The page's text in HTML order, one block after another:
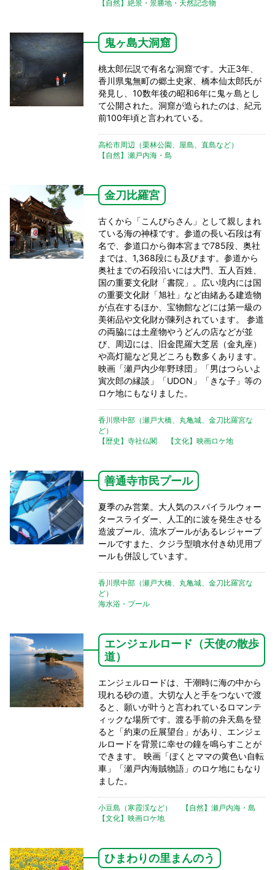
【自然】絶景・景勝地・天然記念物
鬼ヶ島大洞窟
桃太郎伝説で有名な洞窟です。大正3年、
香川県鬼無町の郷土史家、橋本仙太郎氏が
発見し、10数年後の昭和6年に鬼ヶ島とし
て公開された。洞窟が造られたのは、紀元
前100年頃と言われている。
高松市周辺（栗林公園、屋島、直島など）
【自然】瀬戸内海・島
金刀比羅宮
古くから「こんぴらさん」として親しまれ
ている海の神様です。参道の長い石段は有
名で、参道口から御本宮まで785段、奥社
までは、1,368段にも及びます。参道から
奥社までの石段沿いには大門、五人百姓、
国の重要文化財「書院」。広い境内には国
の重要文化財「旭社」など由緒ある建造物
が点在するほか、宝物館などには第一級の
美術品や文化財が陳列されています。 参道
の両脇には土産物やうどんの店などが並
び、周辺には、旧金毘羅大芝居（金丸座）
や高灯籠など見どころも数多くあります。
映画「瀬戸内少年野球団」「男はつらいよ
寅次郎の縁談」「UDON」「きな子」等の
ロケ地にもなりました。
香川県中部（瀬戸大橋、丸亀城、金刀比羅宮な
ど）
【歴史】寺社仏閣
【文化】映画ロケ地
善通寺市民プール
夏季のみ営業。大人気のスパイラルウォー
タースライダー、人工的に波を発生させる
造波プール、流水プールがあるレジャープ
ールですまた、クジラ型噴水付き幼児用プ
ールも併設しています。
香川県中部（瀬戸大橋、丸亀城、金刀比羅宮な
ど）
海水浴・プール
エンジェルロード（天使の散歩
道）
エンジェルロードは、干潮時に海の中から
現れる砂の道。大切な人と手をつないで渡
ると、願いが叶うと言われているロマンテ
ィックな場所です。渡る手前の弁天島を登
ると「約束の丘展望台」があり、エンジェ
ルロードを背景に幸せの鐘を鳴らすことが
できます。 映画「ぼくとママの黄色い自転
車」「瀬戸内海賊物語」のロケ地にもなり
ました。
小豆島（寒霞渓など）
【自然】瀬戸内海・島
【文化】映画ロケ地
ひまわりの里まんのう